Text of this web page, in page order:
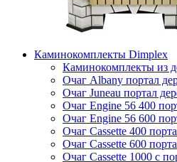
Каминокомплекты Dimplex
Каминокомплекты из
Очаг Albany портал
Очаг Juneau портал
Очаг Engine 56 400
Очаг Engine 56 600
Очаг Cassette 400
Очаг Cassette 600
Очаг Cassette 1000 с